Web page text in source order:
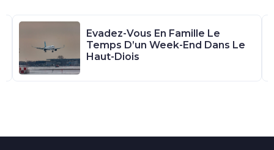
Evadez-Vous En Famille Le
Temps D’un Week-End Dans Le
Haut-Diois